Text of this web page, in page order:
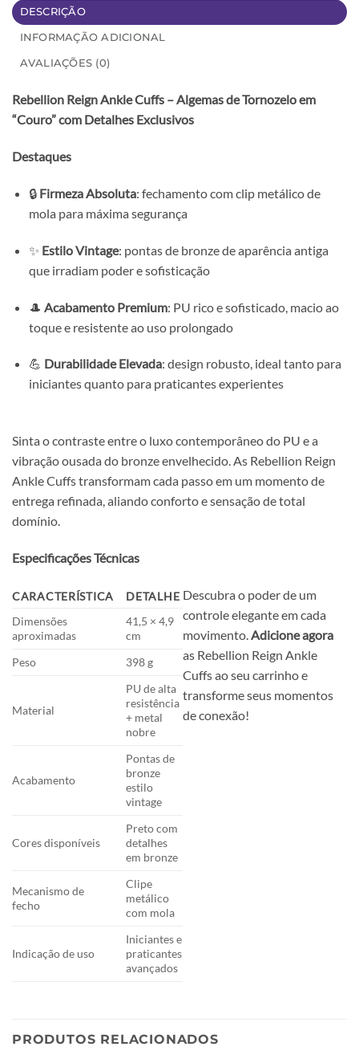
DESCRIÇÃO
INFORMAÇÃO ADICIONAL
AVALIAÇÕES (0)
Rebellion Reign Ankle Cuffs – Algemas de Tornozelo em
“Couro” com Detalhes Exclusivos
Destaques
🔒 Firmeza Absoluta: fechamento com clip metálico de
mola para máxima segurança
✨ Estilo Vintage: pontas de bronze de aparência antiga
que irradiam poder e sofisticação
🎩 Acabamento Premium: PU rico e sofisticado, macio ao
toque e resistente ao uso prolongado
💪 Durabilidade Elevada: design robusto, ideal tanto para
iniciantes quanto para praticantes experientes
Sinta o contraste entre o luxo contemporâneo do PU e a
vibração ousada do bronze envelhecido. As Rebellion Reign
Ankle Cuffs transformam cada passo em um momento de
entrega refinada, aliando conforto e sensação de total
domínio.
Especificações Técnicas
CARACTERÍSTICA
DETALHE
Dimensões
aproximadas
41,5 × 4,9
cm
Peso
398 g
Material
PU de alta
resistência
+ metal
nobre
Acabamento
Pontas de
bronze
estilo
vintage
Cores disponíveis
Preto com
detalhes
em bronze
Mecanismo de
fecho
Clipe
metálico
com mola
Indicação de uso
Iniciantes e
praticantes
avançados
Descubra o poder de um
controle elegante em cada
movimento. Adicione agora
as Rebellion Reign Ankle
Cuffs ao seu carrinho e
transforme seus momentos
de conexão!
PRODUTOS RELACIONADOS